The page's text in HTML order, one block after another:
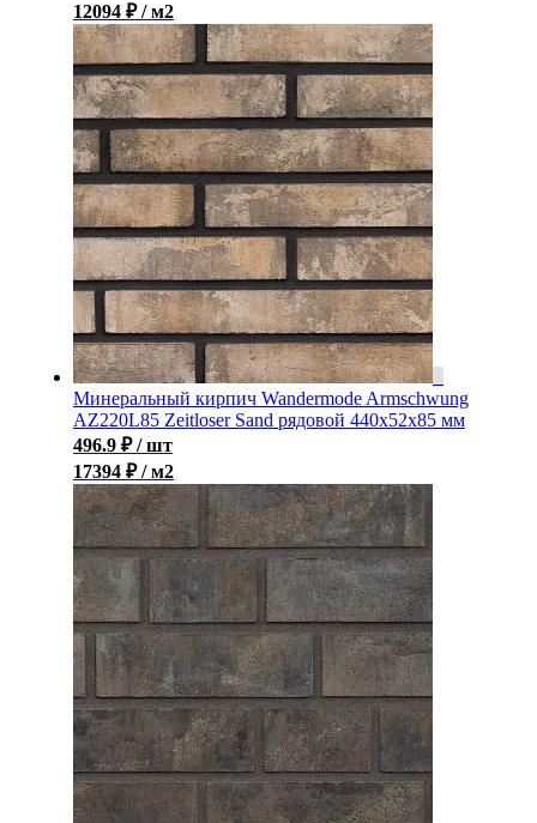
12094 ₽ / м2
Минеральный кирпич Wandermode Armschwung
AZ220L85 Zeitloser Sand рядовой 440x52x85 мм
496.9 ₽ / шт
17394 ₽ / м2